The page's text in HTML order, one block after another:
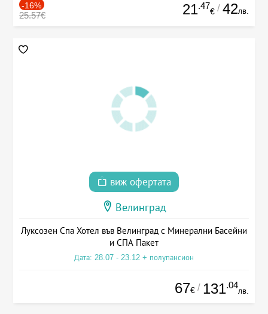
-16%
25.57€ 21.47
€ / 42лв.
виж офертата
Велинград
Луксозен Спа Хотел във Велинград с Минерални Басейни
и СПА Пакет
Дата: 28.07 - 23.12 + полупансион
67€ / 131.04
лв.